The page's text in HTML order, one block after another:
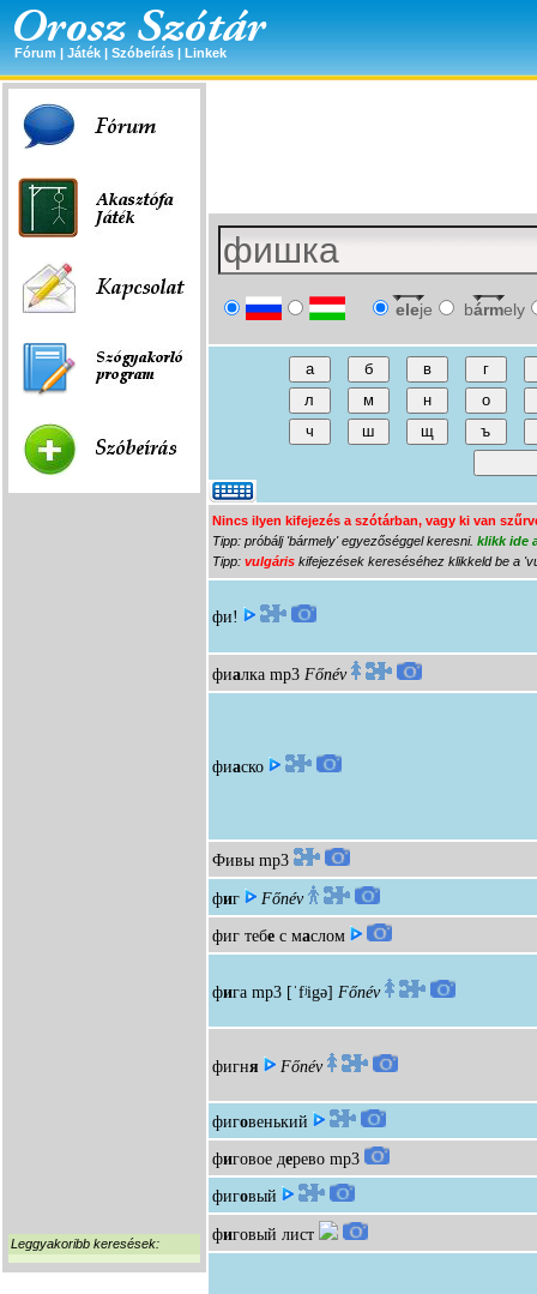
Fórum | Játék | Szóbeírás | Linkek
Leggyakoribb keresések:
eleje bármely
Nincs ilyen kifejezés a szótárban, vagy ki van
Tipp: próbálj 'bármely' egyezőséggel keresni. klikk ide
Tipp: vulgáris kifejezések kereséséhez klikkeld be a
фи!
фиалка mp3 Főnév
фиаско
Фивы mp3
фиг Főnév
фиг тебе с маслом
фига mp3 [ˈfʲigə] Főnév
фигня Főnév
фиговенький
фиговое дерево mp3
фиговый
фиговый лист